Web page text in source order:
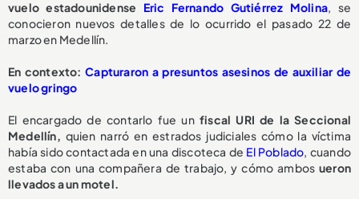
vuelo estadounidense Eric Fernando Gutiérrez Molina, se
conocieron nuevos detalles de lo ocurrido el pasado 22 de
marzo en Medellín.
En contexto: Capturaron a presuntos asesinos de auxiliar de
vuelo gringo
El encargado de contarlo fue unfiscal URI de la Seccional
Medellín, quien narró en estrados judiciales cómo la víctima
había sido contactada en una discoteca de El Poblado, cuando
estaba con una compañera de trabajo, y cómo ambos ueron
llevados a un motel.